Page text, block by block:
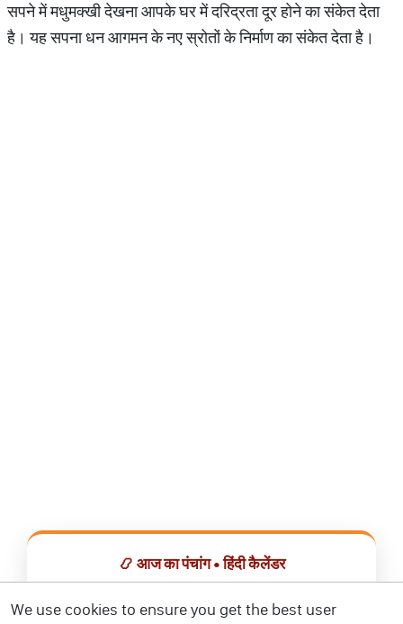
सपने में मधुमक्खी देखना आपके घर में दरिद्रता दूर होने का संकेत देता
है। यह सपना धन आगमन के नए स्रोतों के निर्माण का संकेत देता है।
📿 आज का पंचांग • हिंदी कैलेंडर
We use cookies to ensure you get the best user